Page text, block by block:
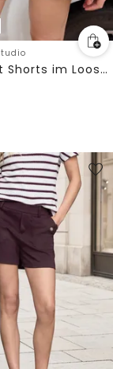
Mid Waist Shorts im Loose Fit